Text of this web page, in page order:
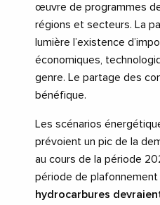
œuvre de programmes
régions et secteurs. La
lumière l’existence
économiques,
genre. Le partage des
bénéfique.
Les scénarios
prévoient un pic de la
au cours de la période
période de plafonnement
hydrocarbures